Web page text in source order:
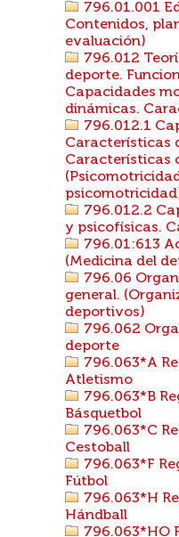
796.01.001
Contenidos,
evaluación)
796.012
deporte.
Capacidades
dinámicas.
796.012.1
Características
Características
796.012.2
y psicofísicas.
796.01:613
(Medicina del
796.06
general.
deportivos)
796.062
deporte
796.063*A
Atletismo
796.063*B
Básquetbol
796.063*C
Cestoball
796.063*F
Fútbol
796.063*H
Hándball
796.063*HO